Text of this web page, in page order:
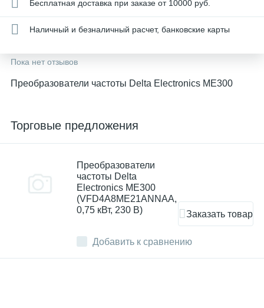
Бесплатная доставка при заказе от 10000 руб.
Наличный и безналичный расчет, банковские карты
Пока нет отзывов
Преобразователи частоты Delta Electronics ME300
Торговые предложения
Добавить к сравнению
Преобразователи
частоты Delta
Electronics ME300
(VFD4A8ME21ANNAA,
0,75 кВт, 230 В)
Заказать товар